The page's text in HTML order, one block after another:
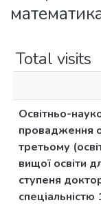
Total visits
Освітньо-
провадження
третьому
вищої освіти
ступеня